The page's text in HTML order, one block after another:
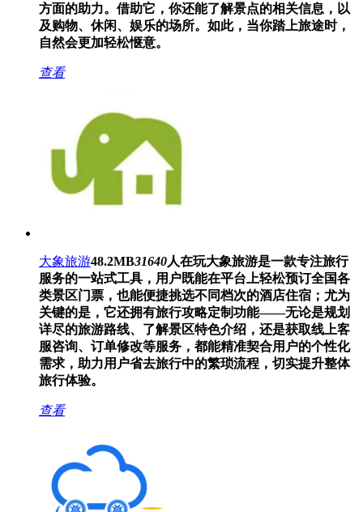
方面的助力。借助它，你还能了解景点的相关信息，以
及购物、休闲、娱乐的场所。如此，当你踏上旅途时，
自然会更加轻松惬意。
查看
大象旅游48.2MB31640人在玩大象旅游是一款专注旅行
服务的一站式工具，用户既能在平台上轻松预订全国各
类景区门票，也能便捷挑选不同档次的酒店住宿；尤为
关键的是，它还拥有旅行攻略定制功能——无论是规划
详尽的旅游路线、了解景区特色介绍，还是获取线上客
服咨询、订单修改等服务，都能精准契合用户的个性化
需求，助力用户省去旅行中的繁琐流程，切实提升整体
旅行体验。
查看